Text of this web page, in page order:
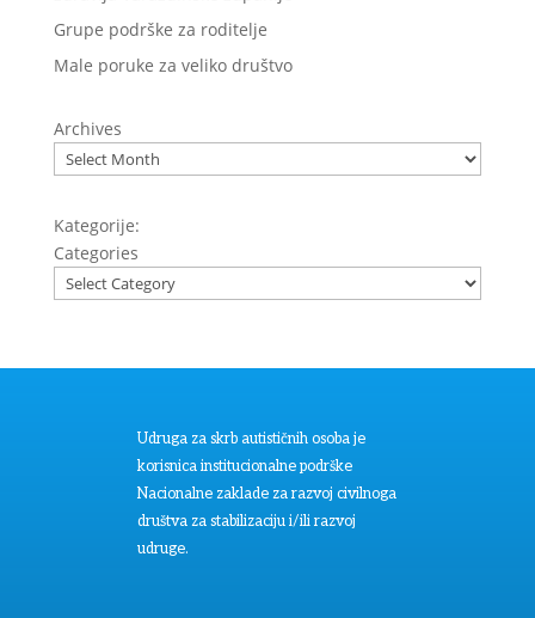
Grupe podrške za roditelje
Male poruke za veliko društvo
Archives
Kategorije:
Categories
Udruga za skrb autističnih osoba je
korisnica institucionalne podrške
Nacionalne zaklade za razvoj civilnoga
društva za stabilizaciju i/ili razvoj
udruge.